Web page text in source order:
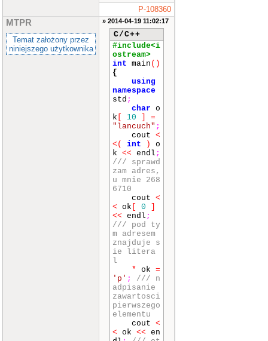
P-108360
MTPR
Temat założony przez
niniejszego użytkownika
» 2014-04-19 11:02:17
C/C++
#include<i
ostream>
int main ()
{
using
namespace
std ;
char o
k
10
=
"lancuch" ;
cout <
< ( int )
o
k << endl ;
/// sprawd
zam adres,
u mnie 268
6710
cout <
< ok 0
<< endl ;
/// pod ty
m adresem
znajduje s
ie litera
l
*
ok =
'p' ;
/// n
adpisanie
zawartosci
pierwszego
elementu
cout <
< ok << en